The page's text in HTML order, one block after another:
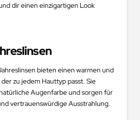
dir einen einzigartigen Look
bieten einen warmen und
zu jedem Hauttyp passt. Sie
Augenfarbe und sorgen für
vertrauenswürdige Ausstrahlung.